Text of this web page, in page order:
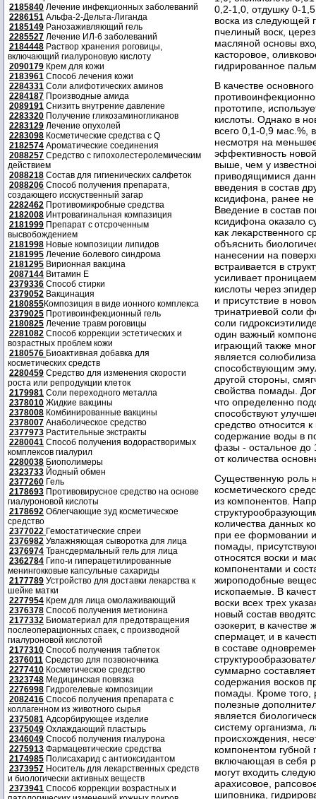
2185840 Лечение инфекционных заболеваний
2286151 Альфа-2-Дельта-Лиганда
2185149 Ранозаживляющий гель
2285527 Лечение ИЛ-6 заболеваний
2184448 Раствор хранения роговицы,
включающий гиалуроновую кислоту
2090179 Крем для кожи
2183961 Способ лечения кожи
2284331 Соли алифотических аминов
2284187 Производные амида
2089191 Снизить внутрение давление
2283320 Получение гликозаминогликанов
2283129 Лечение опухолей
2283098 Косметические средства с Q
2182574 Ароматические соединения
2088257 Средство с гипохолестеролемическим
действием
2088218 Состав для гигиенических салфеток
2088206 Способ получения препарата,
создающего исскуственный загар
2282462 Противомикробные средства
2182008 Интровагинальная компазиция
2181999 Препарат с отсроченным
высвобождением
2181998 Новые композиции липидов
2181995 Лечение болевого синдрома
2181295 Вирионная вакцина
2087144 Витамин Е
2379336 Способ стирки
2379052 Вакцинация
2180855Композиция в виде ионного комплекса
2379025 Противоинфекционный гель
2180825 Лечение травм роговицы
2281082 Способ коррекции эстетических и
возрастных проблем кожи
2180576 Биоактивная добавка для
косметических средств
2280459 Средство для изменения скорости
роста или репродукции клеток
2179981 Соли переходного металла
2378010 Жидкие вакцины
2378008 Комбинированные вакцины
2378007 Анаболическое средство
2377973 Растительные экстракты
2280041 Способ получения водорастворимых
комплексов гиалурил
2280038 Биополимеры
2323733 Йодный обмен
2377260 Гель
2178693 Противовирусное средство на основе
гиалуроновой кислоты
2178692 Облегчающие зуд косметическое
средство
2377022 Гемостатические спреи
2376982 Увлажняющая сыворотка для лица
2376974 Трансдермальный гель для лица
2362784 Гипо-и гиперацетилированные
менингокковые капсульные сахариды
2177789 Устройство для доставки лекарства к
шейке матки
2277954 Крем для лица омолаживающий
2376378 Способ получения метионина
2177332 Биоматериал для предотвращения
послеоперационных спаек, с производной
гиалуроновой кислотой
2177310 Способ получения таблеток
2376011 Средство для позвоночника
2277410 Косметическое средство
2323748 Медицинская повязка
2276998 Гидрогелевые композиции
2082416 Способ получения препарата с
коллагенном из животного сырья
2375081 Адсорбирующее изделие
2375049 Охлаждающий пластырь
2346049 Способ получения гиалурона
2275913 Фармацевтические средства
2174985 Полисахарид с антиоксидантом
2373957 Носитель для лекарственных средств
и биологически активных веществ
2373941 Способ коррекции возрастных и
0,2-1,0, отдушку 0-
воска из следующей
пчелиный воск,
масляной основы
касторовое,
гидрированное
В качестве
прототипе,
кислоты. Однако в
всего 0,1-0,9 мас.%,
несмотря на
эффективность
выше, чем у
приводящимися
введения в состав
ксидифона, ранее не
Введение в состав
ксидифона оказало
как лекарственного
объяснить
нанесении на
встраивается в
усиливает
кислоты через
и присутствие в
тринатриевой соли
соли
один важный
играющий также
является
способствующим
другой стороны,
свойства помады.
что определенно
способствуют
средство относится
содержание воды в
фазы - остальное до
от количества
Существенную роль
косметического
из компонентов.
количества данных
при ее формовании
помады,
относятся воски и
компонентами и
жироподобные
ископаемые. В
воски всех трех
новый состав
озокерит, в
спермацет, и в
в составе
суммарно
содержания восков
помады. Кроме того,
полезные
является
систему организма,
происхождения,
компонентом
включающая в себя
могут входить
арахисовое,
шиповника,